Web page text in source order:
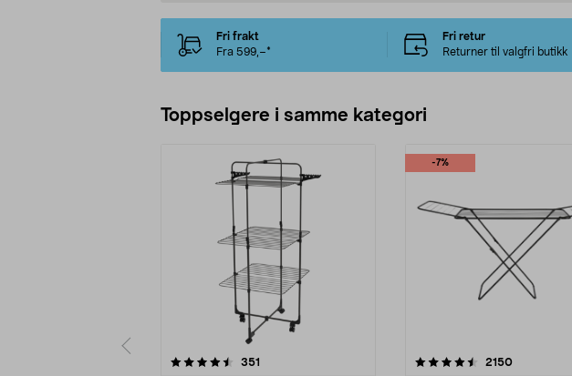
Fri frakt
Fra 599,–*
Fri retur
Returner til valgfri butikk
Toppselgere i samme kategori
351
-7%
4.5 av 5 stjerner 2150anmeldelser
4.0 av 5 stjerner